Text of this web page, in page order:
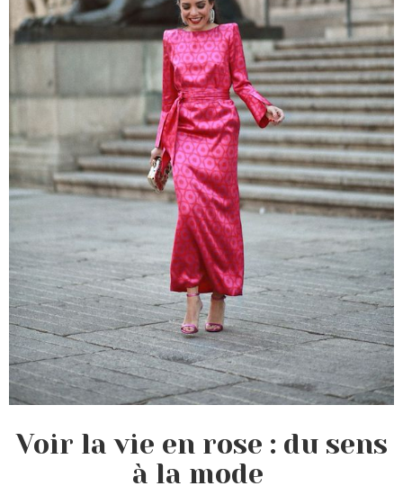
Voir la vie en rose : du sens
à la mode